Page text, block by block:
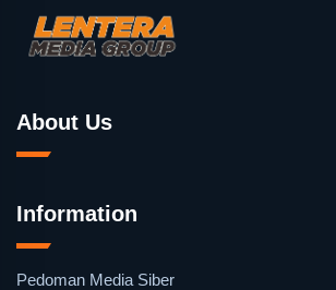
About Us
Information
Pedoman Media Siber